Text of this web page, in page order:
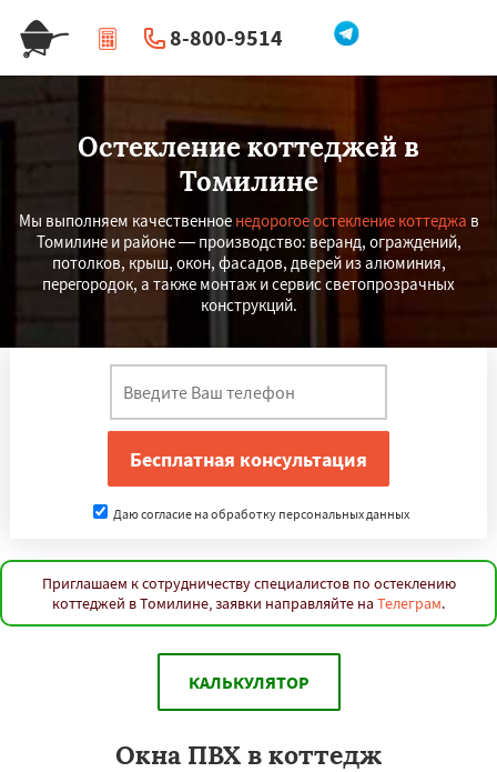
8-800-9514
| Перезвоните мне
Остекление коттеджей в
Томилине
Мы выполняем качественное недорогое остекление коттеджа в
Томилине и районе — производство: веранд, ограждений,
потолков, крыш, окон, фасадов, дверей из алюминия,
перегородок, а также монтаж и сервис светопрозрачных
конструкций.
Даю согласие на обработку персональных данных
Приглашаем к сотрудничеству специалистов по остеклению
коттеджей в Томилине, заявки направляйте на Телеграм.
КАЛЬКУЛЯТОР
Окна ПВХ в коттедж